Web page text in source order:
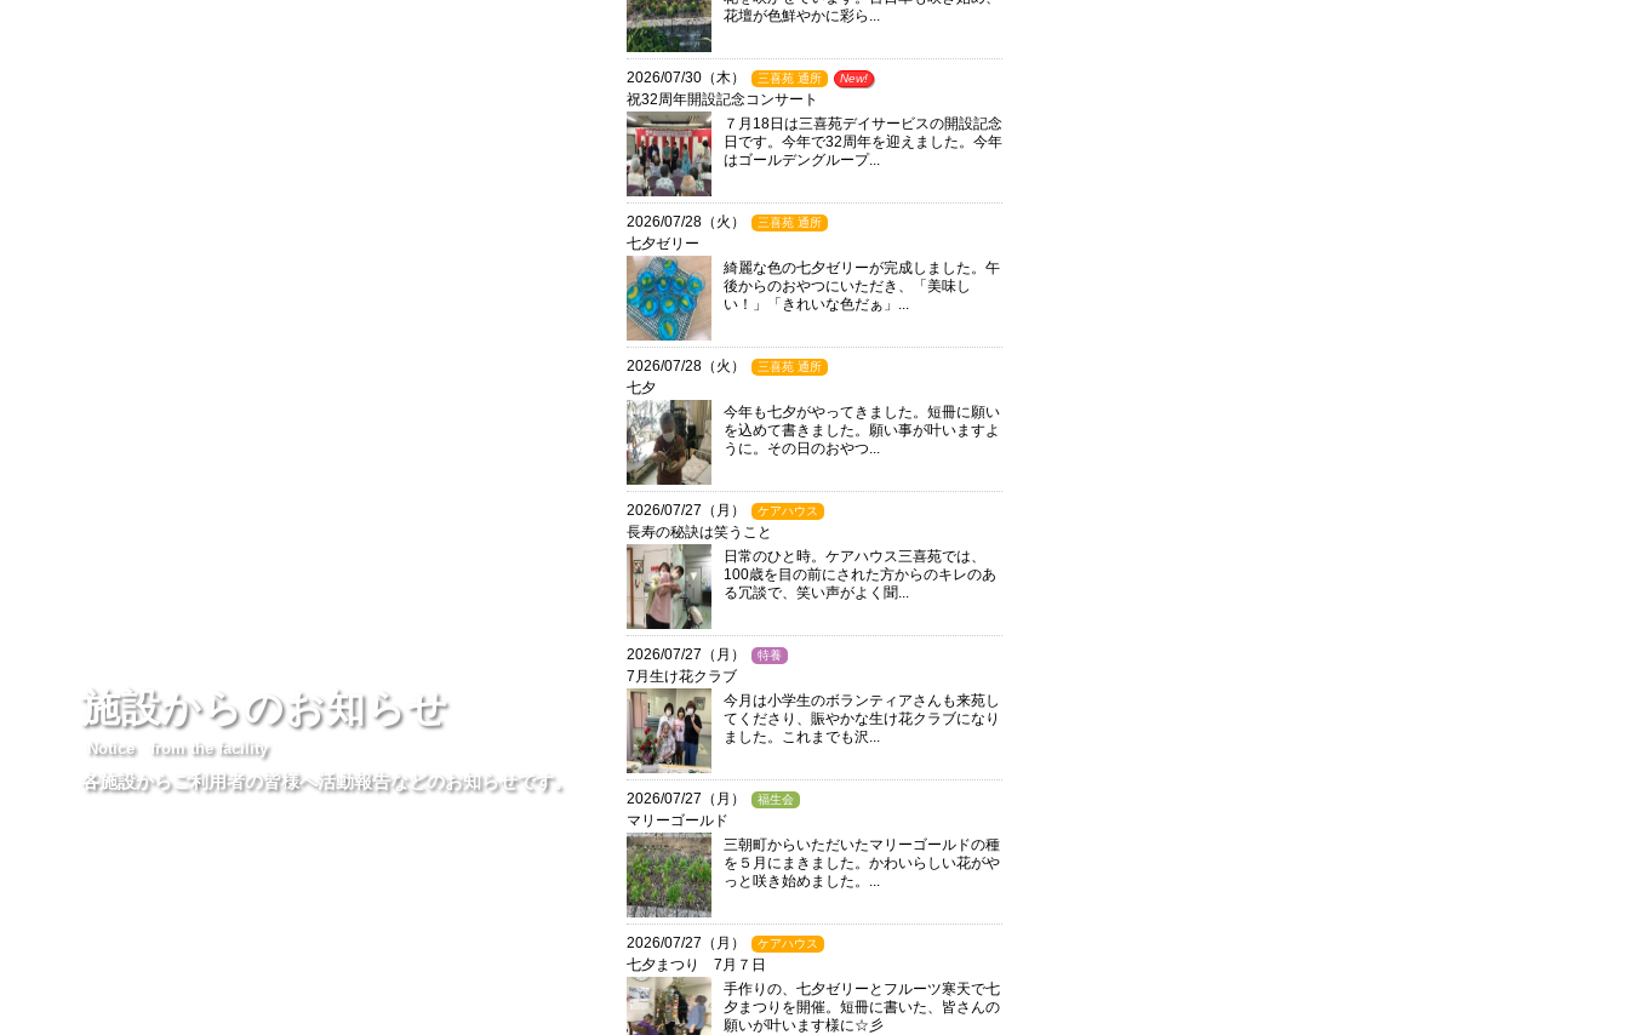
施設からのお知らせ
Notice from the facility
各施設からご利用者の皆様へ活動報告などのお知らせです。
花壇が色鮮やかに彩ら...
2026/07/30（木） 三喜苑 通所 New!
祝32周年開設記念コンサート
７月18日は三喜苑デイサービスの開設記念
日です。今年で32周年を迎えました。今年
はゴールデングループ...
2026/07/28（火） 三喜苑 通所
七夕ゼリー
綺麗な色の七夕ゼリーが完成しました。午
後からのおやつにいただき、「美味し
い！」「きれいな色だぁ」...
2026/07/28（火） 三喜苑 通所
七夕
今年も七夕がやってきました。短冊に願い
を込めて書きました。願い事が叶いますよ
うに。その日のおやつ...
2026/07/27（月） ケアハウス
長寿の秘訣は笑うこと
日常のひと時。ケアハウス三喜苑では、
100歳を目の前にされた方からのキレのあ
る冗談で、笑い声がよく聞...
2026/07/27（月） 特養
7月生け花クラブ
今月は小学生のボランティアさんも来苑し
てくださり、賑やかな生け花クラブになり
ました。これまでも沢...
2026/07/27（月） 福生会
マリーゴールド
三朝町からいただいたマリーゴールドの種
を５月にまきました。かわいらしい花がや
っと咲き始めました。...
2026/07/27（月） ケアハウス
七夕まつり 7月７日
手作りの、七夕ゼリーとフルーツ寒天で七
夕まつりを開催。短冊に書いた、皆さんの
願いが叶います様に☆彡